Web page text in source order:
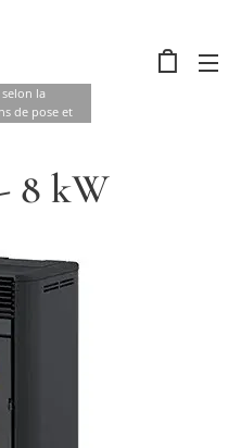
la
de pose et
8 kW